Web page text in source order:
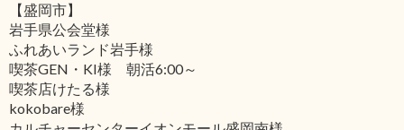
【盛岡市】
岩手県公会堂様
ふれあいランド岩手様
喫茶GEN・KI様 朝活6:00～
喫茶店けたる様
kokobare様